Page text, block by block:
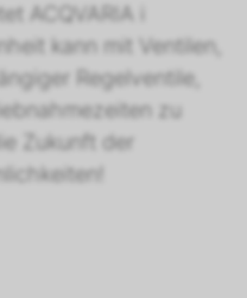
ACQVARIA i
kann mit Ventilen,
Regelventile,
zu
Zukunft der